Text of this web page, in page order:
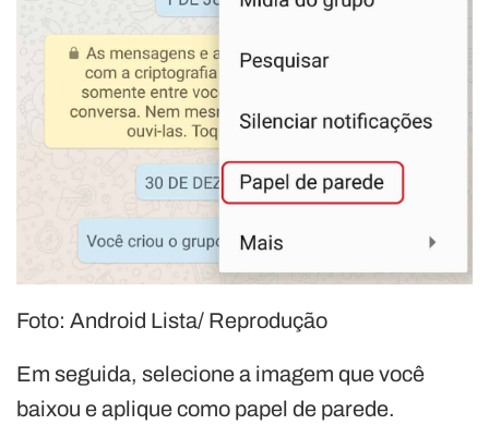
Foto: Android Lista/ Reprodução
Em seguida, selecione a imagem que você
baixou e aplique como papel de parede.